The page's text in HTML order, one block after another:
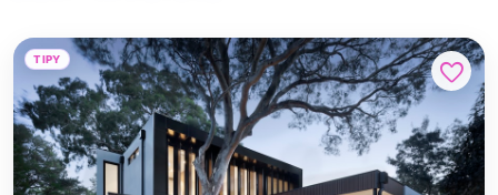
TIPY favorite